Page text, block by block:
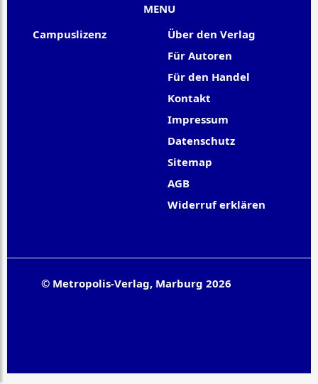
MENU
Campuslizenz
Über den Verlag
Für Autoren
Für den Handel
Kontakt
Impressum
Datenschutz
Sitemap
AGB
Widerruf erklären
© Metropolis-Verlag, Marburg 2026